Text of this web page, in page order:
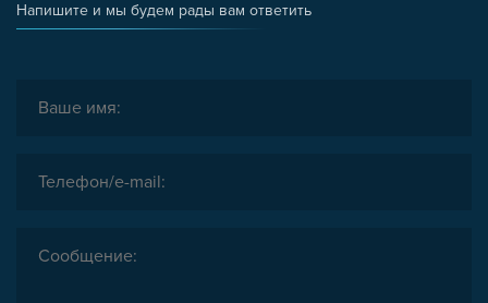
Напишите и мы будем рады вам ответить